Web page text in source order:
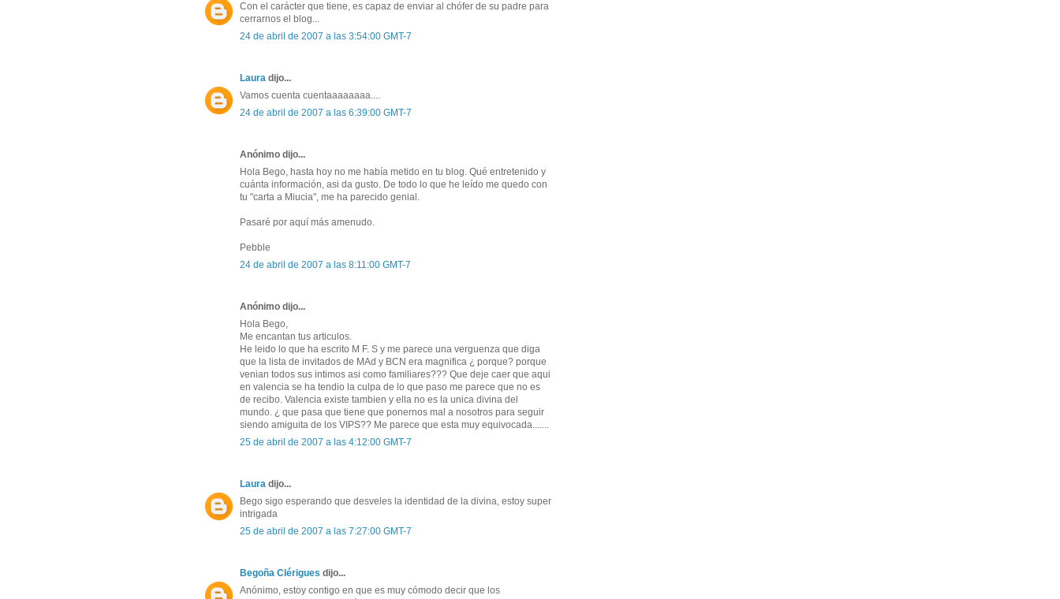
Con el carácter que tiene, es capaz de enviar al chófer de su padre para
cerrarnos el blog...
24 de abril de 2007 a las 3:54:00 GMT-7
Laura dijo...
Vamos cuenta cuentaaaaaaaa....
24 de abril de 2007 a las 6:39:00 GMT-7
Anónimo dijo...
Hola Bego, hasta hoy no me había metido en tu blog. Qué entretenido y
cuánta información, asi da gusto. De todo lo que he leído me quedo con
tu "carta a Miucia", me ha parecido genial.
Pasaré por aquí más amenudo.
Pebble
24 de abril de 2007 a las 8:11:00 GMT-7
Anónimo dijo...
Hola Bego,
Me encantan tus articulos.
He leido lo que ha escrito M F. S y me parece una verguenza que diga
que la lista de invitados de MAd y BCN era magnifica ¿ porque? porque
venian todos sus intimos asi como familiares??? Que deje caer que aqui
en valencia se ha tendio la culpa de lo que paso me parece que no es
de recibo. Valencia existe tambien y ella no es la unica divina del
mundo. ¿ que pasa que tiene que ponernos mal a nosotros para seguir
siendo amiguita de los VIPS?? Me parece que esta muy equivocada.......
25 de abril de 2007 a las 4:12:00 GMT-7
Laura dijo...
Bego sigo esperando que desveles la identidad de la divina, estoy super
intrigada
25 de abril de 2007 a las 7:27:00 GMT-7
Begoña Clérigues dijo...
Anónimo, estoy contigo en que es muy cómodo decir que los